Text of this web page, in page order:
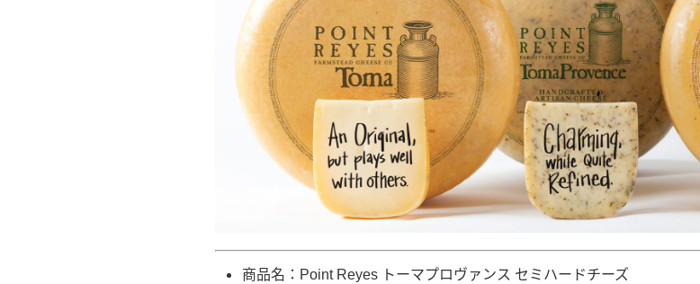
商品名：Point Reyes トーマプロヴァンス セミハードチーズ